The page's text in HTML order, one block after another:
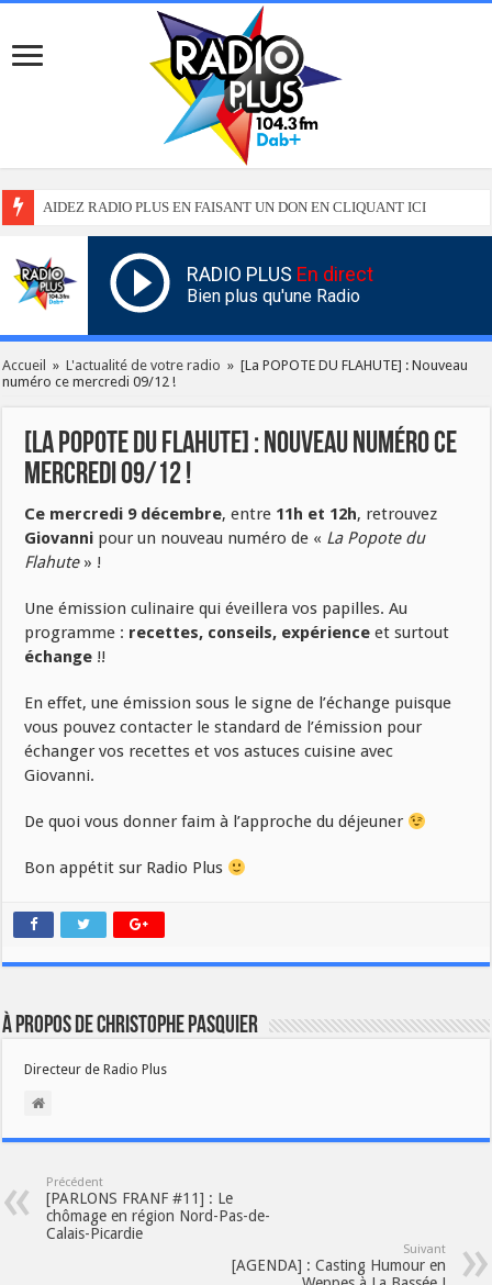
AIDEZ RADIO PLUS EN FAISANT UN DON EN CLIQUANT ICI
RADIO PLUS En direct
Bien plus qu'une Radio
Accueil » L'actualité de votre radio » [La POPOTE DU FLAHUTE] : Nouveau
numéro ce mercredi 09/12 !
[La POPOTE DU FLAHUTE] : Nouveau numéro ce
mercredi 09/12 !
Ce mercredi 9 décembre, entre 11h et 12h, retrouvez
Giovanni pour un nouveau numéro de « La Popote du
Flahute» !
Une émission culinaire qui éveillera vos papilles. Au
programme : recettes, conseils, expérience et surtout
échange !!
En effet, une émission sous le signe de l’échange puisque
vous pouvez contacter le standard de l’émission pour
échanger vos recettes et vos astuces cuisine avec
Giovanni.
De quoi vous donner faim à l’approche du déjeuner
Bon appétit sur Radio Plus
À propos de Christophe PASQUIER
Directeur de Radio Plus
Précédent
[PARLONS FRANF #11] : Le
chômage en région Nord-Pas-de-
Calais-Picardie
Suivant
[AGENDA] : Casting Humour en